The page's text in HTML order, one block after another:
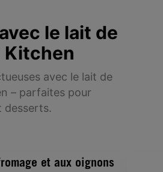
le lait de
Kitchen
avec le lait de
– parfaites pour
desserts.